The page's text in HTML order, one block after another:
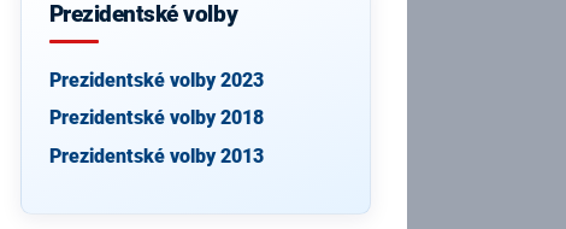
Prezidentské volby
Prezidentské volby 2023
Prezidentské volby 2018
Prezidentské volby 2013